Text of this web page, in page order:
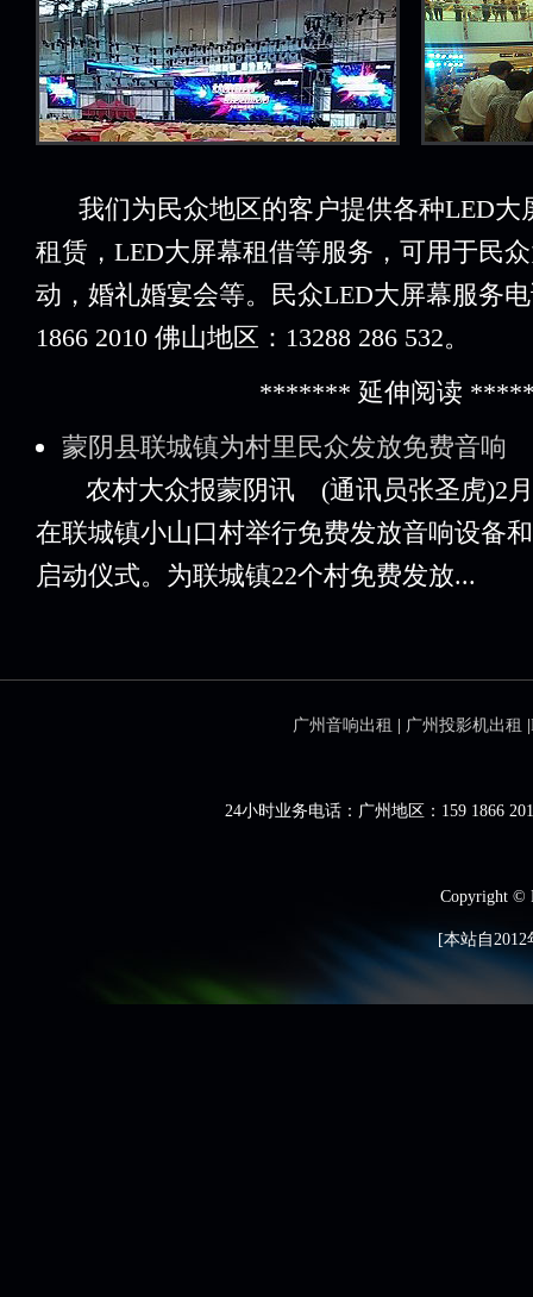
我们为民众地区的客户提供各种LED大
租赁，LED大屏幕租借等服务，可用于民
动，婚礼婚宴会等。民众LED大屏幕服务
1866 2010 佛山地区：13288 286 532。
******* 延伸阅读
蒙阴县联城镇为村里民众发放免费音响
农村大众报蒙阴讯 (通讯员张圣虎)2月
在联城镇小山口村举行免费发放音响设备
启动仪式。为联城镇22个村免费发放...
广州音响出租 广州投影机出租 |
24小时业务电话：广州地区：159 1866
Copyright ©
[本站自2012